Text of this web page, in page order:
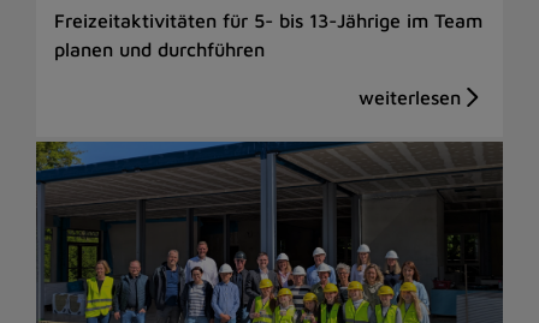
Freizeitaktivitäten für 5- bis 13-Jährige im Team
planen und durchführen